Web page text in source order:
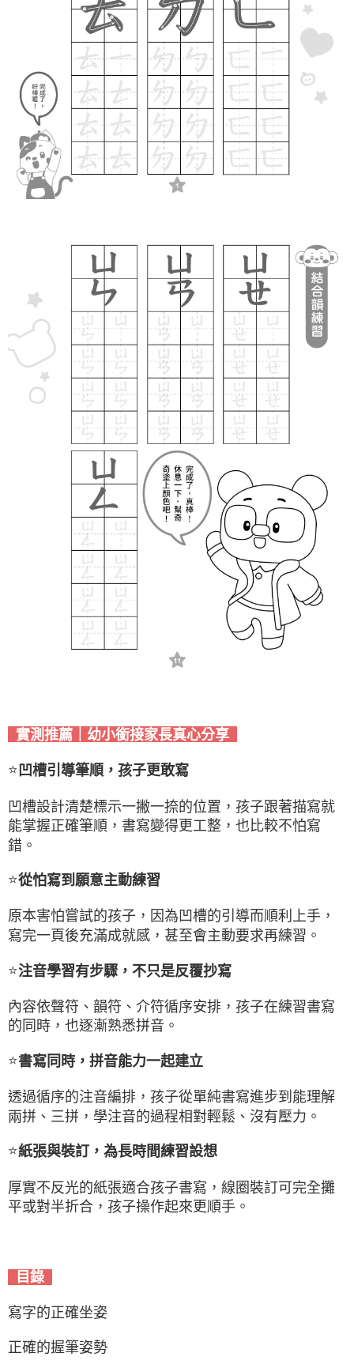
實測推薦｜幼小銜接家長真心分享
⭐ 凹槽引導筆順，孩子更敢寫
凹槽設計清楚標示一撇一捺的位置，孩子跟著描寫就
能掌握正確筆順，書寫變得更工整，也比較不怕寫
錯。
⭐從怕寫到願意主動練習
原本害怕嘗試的孩子，因為凹槽的引導而順利上手，
寫完一頁後充滿成就感，甚至會主動要求再練習。
⭐注音學習有步驟，不只是反覆抄寫
內容依聲符、韻符、介符循序安排，孩子在練習書寫
的同時，也逐漸熟悉拼音。
⭐書寫同時，拼音能力一起建立
透過循序的注音編排，孩子從單純書寫進步到能理解
兩拼、三拼，學注音的過程相對輕鬆、沒有壓力。
⭐紙張與裝訂，為長時間練習設想
厚實不反光的紙張適合孩子書寫，線圈裝訂可完全攤
平或對半折合，孩子操作起來更順手。
目錄
寫字的正確坐姿
正確的握筆姿勢